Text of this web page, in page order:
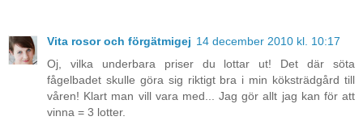
Vita rosor och förgätmigej 14 december 2010 kl. 10:17
Oj, vilka underbara priser du lottar ut! Det där söta
fågelbadet skulle göra sig riktigt bra i min köksträdgård till
våren! Klart man vill vara med... Jag gör allt jag kan för att
vinna = 3 lotter.